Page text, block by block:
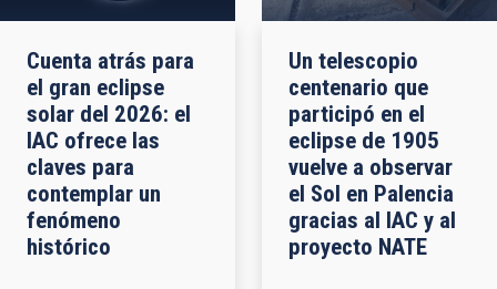
Cuenta atrás para
el gran eclipse
solar del 2026: el
IAC ofrece las
claves para
contemplar un
fenómeno
histórico
Un telescopio
centenario que
participó en el
eclipse de 1905
vuelve a observar
el Sol en Palencia
gracias al IAC y al
proyecto NATE